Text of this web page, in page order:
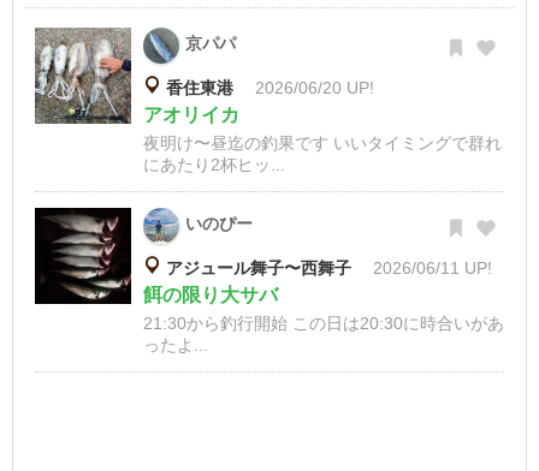
京パパ
香住東港 2026/06/20 UP!
アオリイカ
夜明け〜昼迄の釣果です いいタイミングで群れ
にあたり2杯ヒッ...
いのぴー
アジュール舞子〜西舞子 2026/06/11 UP!
餌の限り大サバ
21:30から釣行開始 この日は20:30に時合いがあ
ったよ...